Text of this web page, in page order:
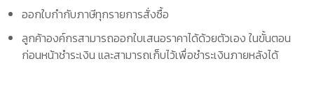
ออกใบกำกับภาษีทุกรายการสั่งซื้อ
ลูกค้าองค์กรสามารถออกใบเสนอราคาได้ด้วยตัวเอง ในขั้นตอน
ก่อนหน้าชำระเงิน และสามารถเก็บไว้เพื่อชำระเงินภายหลังได้